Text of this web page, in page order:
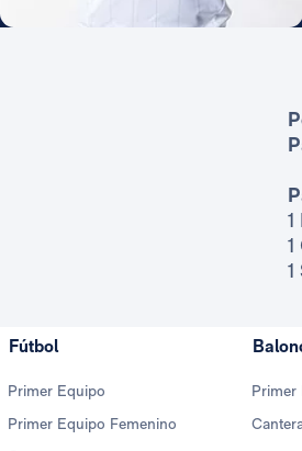
1
1
1
Fútbol
Primer Equipo
Primer Equipo Femenino
Primer